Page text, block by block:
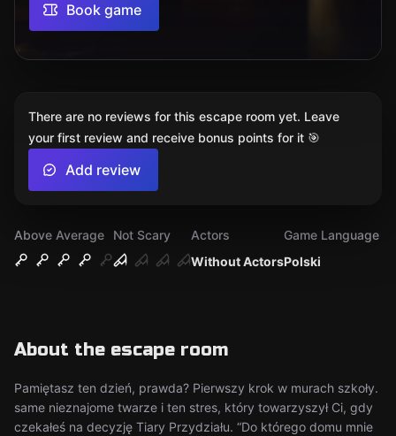
Book game
Above Average
Not Scary
Without Actors
Actors
Polski
Game Language
About the escape room
Pamiętasz ten dzień, prawda? Pierwszy krok w murach szkoły.
same nieznajome twarze i ten stres, który towarzyszył Ci, gdy
czekałeś na decyzję Tiary Przydziału. “Do którego domu mnie
There are no reviews for this escape room yet. Leave
your first review and receive bonus points for it 🎯
Add review